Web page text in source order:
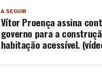
A SEGUIR
Vítor Proença assina
governo para a
habitação acessível.